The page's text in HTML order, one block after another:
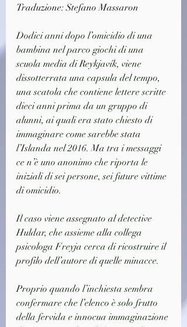
Traduzione: Stefano Massaron
Dodici anni dopo l’omicidio di una
bambina nel parco giochi di una
scuola media di Reykjavík, viene
dissotterrata una capsula del tempo,
una scatola che contiene lettere scritte
dieci anni prima da un gruppo di
alunni, ai quali era stato chiesto di
immaginare come sarebbe stata
l’Islanda nel 2016. Ma tra i messaggi
ce n’è uno anonimo che riporta le
iniziali di sei persone, sei future vittime
di omicidio.
Il caso viene assegnato al detective
Huldar, che assieme alla collega
psicologa Freyja cerca di ricostruire il
profilo dell’autore di quelle minacce.
Proprio quando l’inchiesta sembra
confermare che l’elenco è solo frutto
della fervida e innocua immaginazione